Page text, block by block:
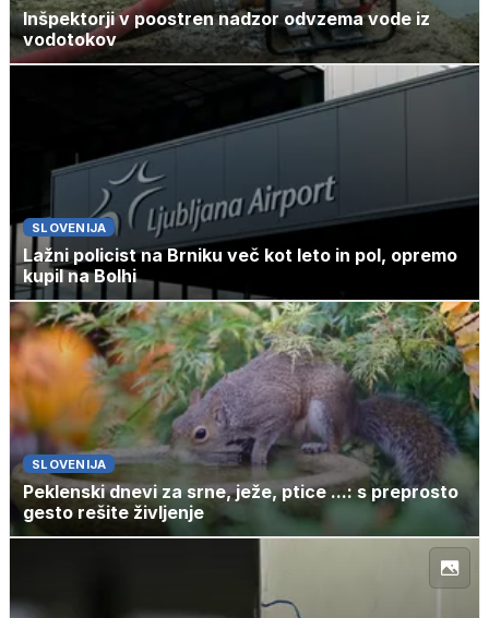
Inšpektorji v poostren nadzor odvzema vode iz
vodotokov
SLOVENIJA
Lažni policist na Brniku več kot leto in pol, opremo
kupil na Bolhi
SLOVENIJA
Peklenski dnevi za srne, ježe, ptice ...: s preprosto
gesto rešite življenje